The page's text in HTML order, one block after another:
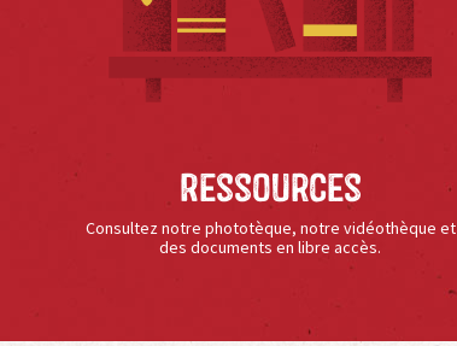
Ressources
Consultez notre phototèque, notre vidéothèque et
des documents en libre accès.